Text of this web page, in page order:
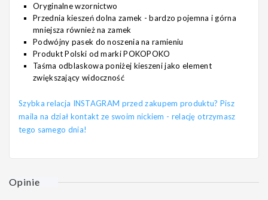
Oryginalne wzornictwo
Przednia kieszeń dolna zamek - bardzo pojemna i górna
mniejsza również na zamek
Podwójny pasek do noszenia na ramieniu
Produkt Polski od marki POKOPOKO
Taśma odblaskowa poniżej kieszeni jako element
zwiększający widoczność
Szybka relacja INSTAGRAM przed zakupem produktu? Pisz
maila na dział kontakt ze swoim nickiem - relację otrzymasz
tego samego dnia!
Opinie